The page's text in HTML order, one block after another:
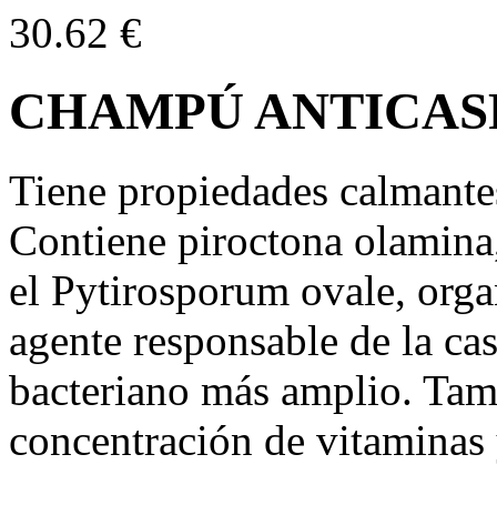
30.62 €
CHAMPÚ
Tiene propiedades
Contiene piroctona
el Pytirosporum ovale,
agente responsable de la
bacteriano más amplio.
concentración de